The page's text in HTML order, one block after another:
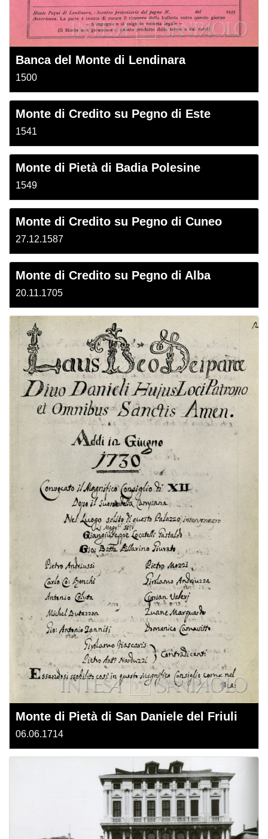
Banca del Monte di Lendinara
1500
Monte di Credito su Pegno di Este
1541
Monte di Pietà di Badia Polesine
1549
Monte di Credito su Pegno di Cuneo
27.12.1587
Monte di Credito su Pegno di Alba
20.11.1705
Monte di Pietà di San Daniele del Friuli
06.06.1714